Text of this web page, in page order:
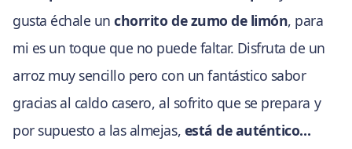
gusta échale unchorrito de zumo de limón, para
mi es un toque que no puede faltar. Disfruta de un
arroz muy sencillo pero con un fantástico sabor
gracias al caldo casero, al sofrito que se prepara y
por supuesto a las almejas, está de auténtico…